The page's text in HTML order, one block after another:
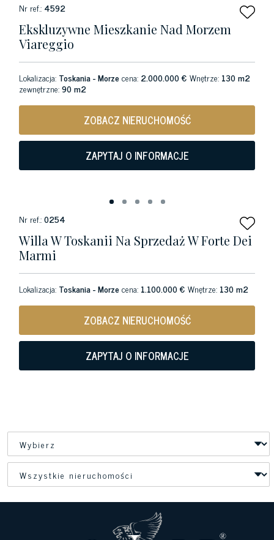
Nr ref.: 4592
Ekskluzywne Mieszkanie Nad Morzem
Viareggio
Lokalizacja: Toskania - Morzecena: 2.000.000 € Wnętrze: 130 m2
zewnętrzne:90 m2
ZOBACZ NIERUCHOMOŚĆ
ZAPYTAJ O INFORMACJE
Nr ref.:0254
Willa W Toskanii Na Sprzedaż W Forte Dei
Marmi
Lokalizacja: Toskania - Morzecena: 1.100.000 € Wnętrze: 130 m2
ZOBACZ NIERUCHOMOŚĆ
ZAPYTAJ O INFORMACJE